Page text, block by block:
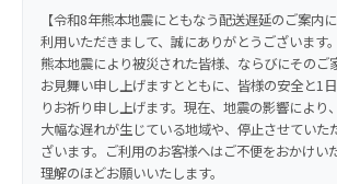
【令和8年熊本地震にともなう配送遅延のご案内に
利用いただきまして、誠にありがとうございます
熊本地震により被災された皆様、ならびにそのご
お見舞い申し上げますとともに、皆様の安全と1
りお祈り申し上げます。現在、地震の影響により
大幅な遅れが生じている地域や、停止させていた
ざいます。ご利用のお客様へはご不便をおかけい
理解のほどお願いいたします。